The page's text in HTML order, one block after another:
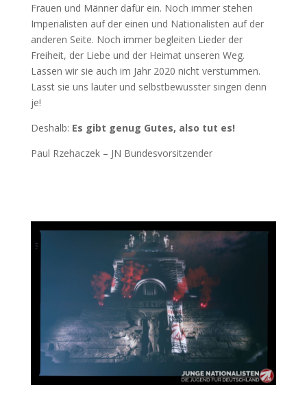
Frauen und Männer dafür ein. Noch immer stehen
Imperialisten auf der einen und Nationalisten auf der
anderen Seite. Noch immer begleiten Lieder der
Freiheit, der Liebe und der Heimat unseren Weg.
Lassen wir sie auch im Jahr 2020 nicht verstummen.
Lasst sie uns lauter und selbstbewusster singen denn
je!
Deshalb: Es gibt genug Gutes, also tut es!
Paul Rzehaczek – JN Bundesvorsitzender